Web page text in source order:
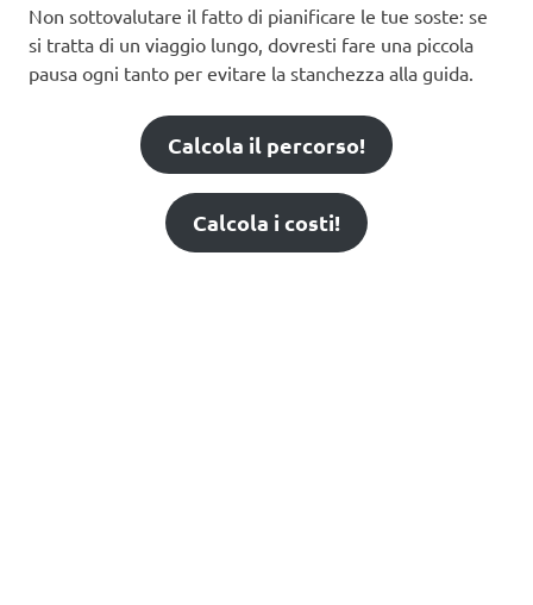
Non sottovalutare il fatto di pianificare le tue soste: se
si tratta di un viaggio lungo, dovresti fare una piccola
pausa ogni tanto per evitare la stanchezza alla guida.
Calcola il percorso!
Calcola i costi!